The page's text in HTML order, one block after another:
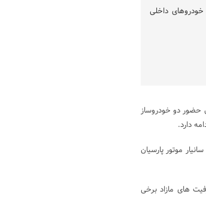
داخلی
حضور دو خودروساز
و سانیار موتور پارسیان
های مازاد برخی